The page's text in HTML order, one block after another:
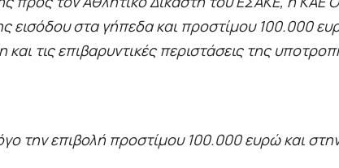
εισόδου στα γήπεδα και προστίμου 100.000
και τις επιβαρυντικές περιστάσεις της
την επιβολή προστίμου 100.000 ευρώ και